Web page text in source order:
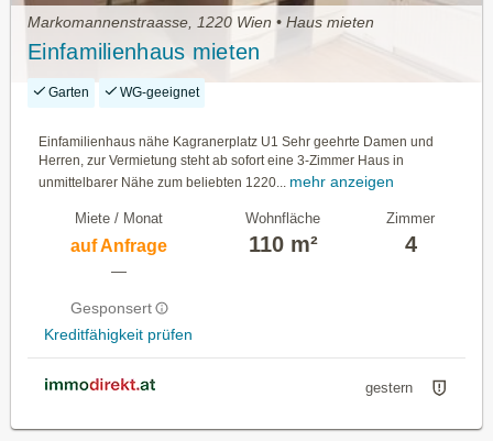
Markomannenstraasse, 1220 Wien • Haus mieten
Einfamilienhaus mieten
Garten WG-geeignet
Einfamilienhaus nähe Kagranerplatz U1 Sehr geehrte Damen und
Herren, zur Vermietung steht ab sofort eine 3-Zimmer Haus in
unmittelbarer Nähe zum beliebten 1220...
mehr anzeigen
Miete / Monat
auf Anfrage
—
Gesponsert
Kreditfähigkeit prüfen
Wohnfläche
110 m²
Zimmer
4
gestern